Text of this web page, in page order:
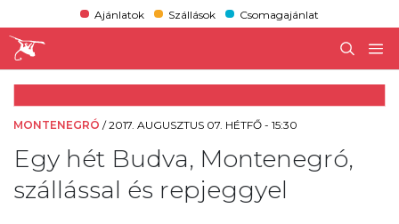
Ajánlatok Szállások Csomagajánlat
MONTENEGRÓ /2017. AUGUSZTUS 07. HÉTFŐ - 15:30
Egy hét Budva, Montenegró,
szállással és repjeggyel